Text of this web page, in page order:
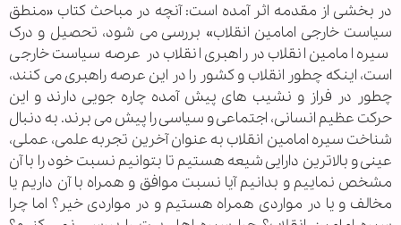
در بخشی از مقدمه اثر آمده است: آنچه در مباحث کتاب «منطق
سیاست خارجی امامین انقلاب» بررسی می شود، تحصیل و درک
سیره امامین انقلاب در راهبری انقلاب در عرصه سیاست خارجی
است، اینکه چطور انقلاب و کشور را در این عرصه راهبری می کنند،
چطور در فراز و نشیب های پیش آمده چاره جویی دارند و این
حرکت عظیم انسانی، اجتماعی و سیاسی را پیش می برند. به دنبال
شناخت سیره امامین انقلاب به عنوان آخرین تجربه علمی، عملی،
عینی و بالاترین دارایی شیعه هستیم تا بتوانیم نسبت خود را با آن
مشخص نماییم و بدانیم آیا نسبت موافق و همراه با آن داریم یا
مخالف و یا در مواردی همراه هستیم و در مواردی خیر؟ اما چرا